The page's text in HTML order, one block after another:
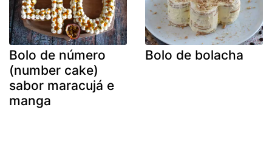
Bolo de número
(number cake)
sabor maracujá e
manga
Bolo de bolacha